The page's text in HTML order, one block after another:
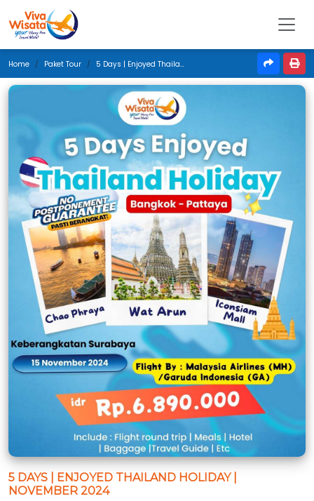
Home Paket Tour 5 Days | Enjoyed Thailand Holiday | November 2024
5 DAYS | ENJOYED THAILAND HOLIDAY |
NOVEMBER 2024